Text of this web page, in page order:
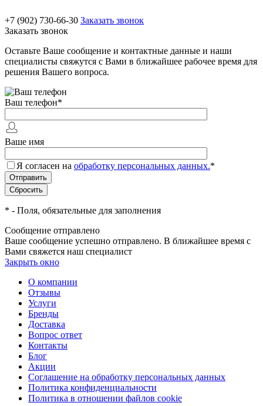
+7 (902) 730-66-30 Заказать звонок
Заказать звонок
Оставьте Ваше сообщение и контактные данные и наши
специалисты свяжутся с Вами в ближайшее рабочее время для
решения Вашего вопроса.
Ваш телефон*
Ваше имя
Я согласен на обработку персональных данных.*
* - Поля, обязательные для заполнения
Сообщение отправлено
Ваше сообщение успешно отправлено. В ближайшее время с
Вами свяжется наш специалист
Закрыть окно
О компании
Отзывы
Услуги
Бренды
Доставка
Вопрос ответ
Контакты
Блог
Акции
Соглашение на обработку персональных данных
Политика конфиденциальности
Политика в отношении файлов cookie